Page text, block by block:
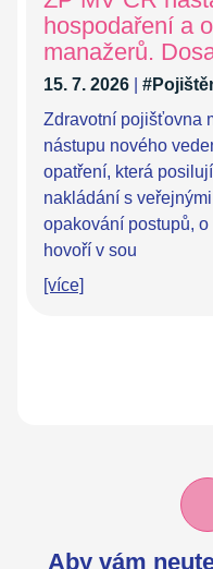
hospodaření a
manažerů.
15. 7. 2026
Zdravotní pojišťovna
nástupu nového
opatření, která
nakládání s
opakování postupů,
hovoří v sou
[více]
Aby vám